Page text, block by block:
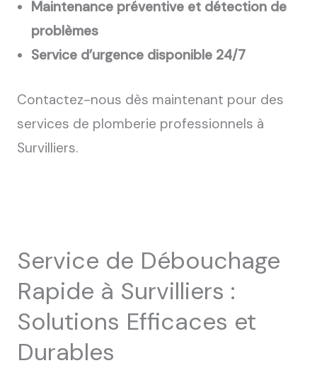
Maintenance préventive et détection de
problèmes
Service d’urgence disponible 24/7
Contactez-nous dès maintenant pour des
services de plomberie professionnels à
Survilliers.
Service de Débouchage
Rapide à Survilliers :
Solutions Efficaces et
Durables